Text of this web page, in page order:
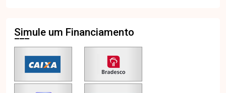
Simule um Financiamento